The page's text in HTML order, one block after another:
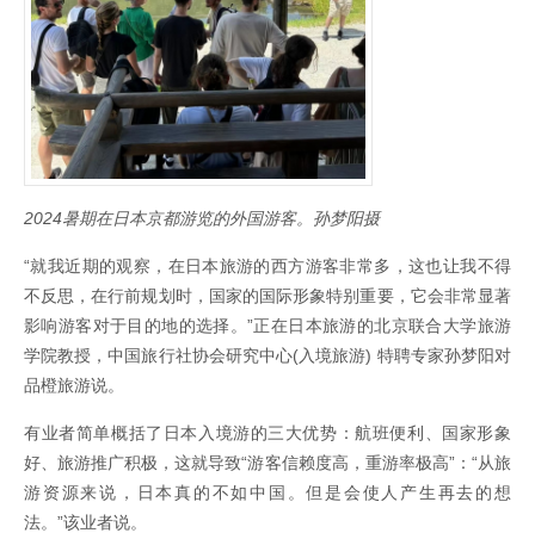
2024暑期在日本京都游览的外国游客。孙梦阳摄
“就我近期的观察，在日本旅游的西方游客非常多，这也让我不得
不反思，在行前规划时，国家的国际形象特别重要，它会非常显著
影响游客对于目的地的选择。”正在日本旅游的北京联合大学旅游
学院教授，中国旅行社协会研究中心(入境旅游) 特聘专家孙梦阳对
品橙旅游说。
有业者简单概括了日本入境游的三大优势：航班便利、国家形象
好、旅游推广积极，这就导致“游客信赖度高，重游率极高”：“从旅
游资源来说，日本真的不如中国。但是会使人产生再去的想
法。”该业者说。